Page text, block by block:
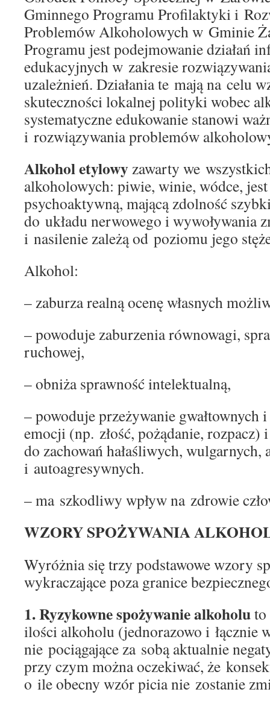
Gminnego Programu Profilaktyki i
Problemów Alkoholowych w Gminie
Programu jest podejmowanie działań
edukacyjnych w zakresie
uzależnień. Działania te mają na celu
skuteczności lokalnej polityki wobec
systematyczne edukowanie stanowi
i rozwiązywania problemów
Alkohol etylowyzawarty we
alkoholowych: piwie, winie, wódce, jest
psychoaktywną, mającą zdolność
do układu nerwowego i wywoływania
i nasilenie zależą od poziomu jego
Alkohol:
– zaburza realną ocenę własnych
– powoduje zaburzenia równowagi,
ruchowej,
– obniża sprawność intelektualną,
– powoduje przeżywanie gwałtownych
emocji (np. złość, pożądanie, rozpacz)
do zachowań hałaśliwych, wulgarnych,
i autoagresywnych.
– ma szkodliwy wpływ na zdrowie
WZORY SPOŻYWANIA
Wyróżnia się trzy podstawowe wzory
wykraczające poza granice
1. Ryzykowne spożywanie alkoholu
ilości alkoholu (jednorazowo i łącznie
nie pociągające za sobą aktualnie
przy czym można oczekiwać, że
o ile obecny wzór picia nie zostanie